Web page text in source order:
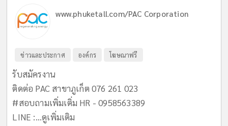
www.phuketall.com/PAC Corporation
ข่าวและประกาศ องค์กร โฆษณาฟรี
รับสมัครงาน
ติดต่อ PAC สาขาภูเก็ต 076 261 023
#สอบถามเพิ่มเติ่ม HR - 0958563389
LINE :...ดูเพิ่มเติม